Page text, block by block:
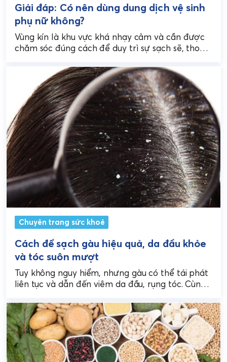
Giải đáp: Có nên dùng dung dịch vệ sinh
phụ nữ không?
Vùng kín là khu vực khá nhạy cảm và cần được
chăm sóc đúng cách để duy trì sự sạch sẽ, thoải
Chuyên trang sức khoẻ
Cách để sạch gàu hiệu quả, da đầu khỏe
và tóc suôn mượt
Tuy không nguy hiểm, nhưng gàu có thể tái phát
liên tục và dẫn đến viêm da đầu, rụng tóc. Cùng